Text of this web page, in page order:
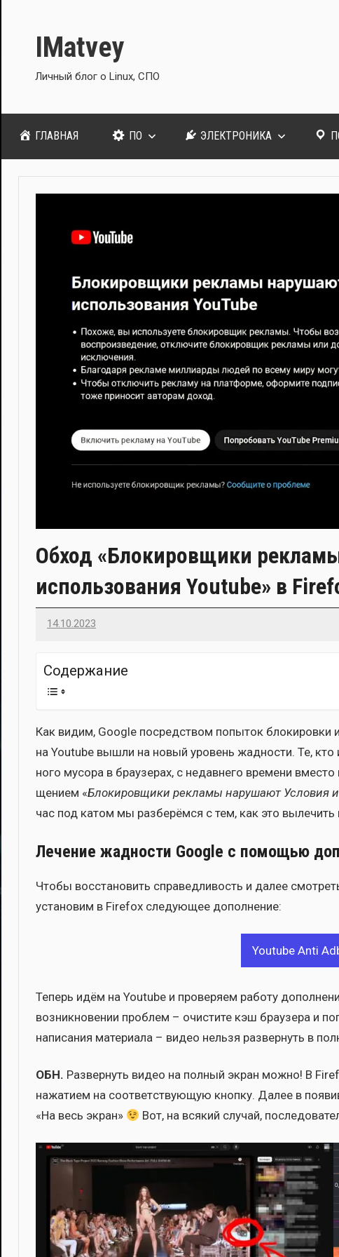
содержимому
IMatvey
Личный блог о Linux, СПО
ГЛАВНАЯ ПО ЭЛЕКТРОНИКА
Обход «Блокировщики
использования Youtube» в
14.10.2023
Содер­жа­ние
Как видим, Google посред­ством попы­ток
на Youtube вышли на новый уро­вень жад­но­сти. Те,
но­го мусо­ра в бра­у­зе­рах, с недав­не­го вре­ме­ни
ще­ни­ем «Бло­ки­ров­щи­ки рекла­мы нару­ша­ют Усло­вия
час под катом мы раз­бе­рём­ся с тем, как это выле­чить
Лечение жадности Google с помощью
Что­бы вос­ста­но­вить спра­вед­ли­вость и далее
уста­но­вим в Firefox сле­ду­ю­щее допол­не­ние:
Youtube Anti
Теперь идём на Youtube и про­ве­ря­ем рабо­ту
воз­ник­но­ве­нии про­блем – очи­сти­те кэш бра­у­зе­ра и
напи­са­ния мате­ри­а­ла – видео нель­зя раз­вер­нуть в
ОБН. Раз­вер­нуть видео на пол­ный экран мож­но! В
нажа­ти­ем на соот­вет­ству­ю­щую кноп­ку. Далее в
«На весь экран»
Вот, на вся­кий слу­чай,